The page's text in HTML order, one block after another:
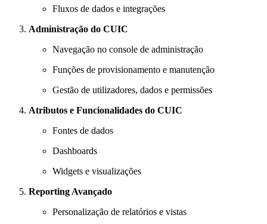
Fluxos de dados e integrações
Administração do CUIC
Navegação no console de administração
Funções de provisionamento e manutenção
Gestão de utilizadores, dados e permissões
Atributos e Funcionalidades do CUIC
Fontes de dados
Dashboards
Widgets e visualizações
Reporting Avançado
Personalização de relatórios e vistas